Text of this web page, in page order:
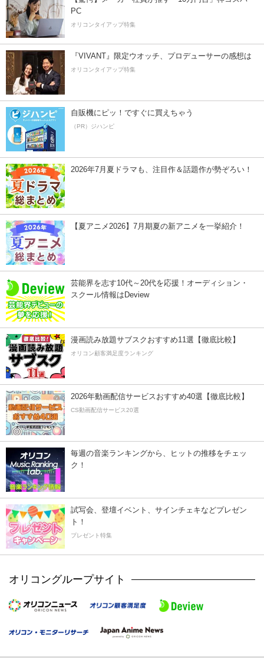
PC
オリコンタイアップ特集
『VIVANT』限定ウオッチ、プロデューサーの感想は
オリコンタイアップ特集
自販機にピッ！ですぐに買えちゃう
（PR）ジハンピ
2026年7月夏ドラマも、注目作＆話題作が勢ぞろい！
【夏アニメ2026】7月期夏の新アニメを一挙紹介！
芸能界を志す10代～20代を応援！オーディション・
スクール情報はDeview
漫画読み放題サブスクおすすめ11選【徹底比較】
オリコン顧客満足度ランキング
2026年動画配信サービスおすすめ40選【徹底比較】
CS動画配信サービス20選
毎週の音楽ランキングから、ヒットの推移をチェッ
ク！
試写会、登壇イベント、サインチェキなどプレゼン
ト！
プレゼント特集
オリコングループサイト